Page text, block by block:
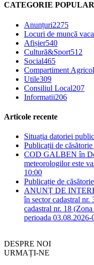
CATEGORIE
Anunțuri2275
Locuri de muncă
Afișier540
Cultură&Sport512
Social465
Compartiment Agricol
Utile309
Consiliul Local207
Informatii206
Articole recente
Situația datoriei
Publicații de
COD GALBEN în
meteorologilor este
10:00
Publicație de
ANUNȚ DE
în sector cadastral nr.
cadastral nr. 18
perioada 03.08.2026-
DESPRE NOI
URMAȚI-NE